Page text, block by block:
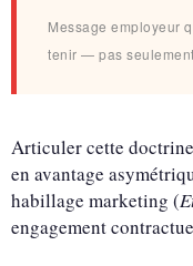
Message employeur
tenir — pas
Articuler cette
en avantage
habillage marketing (
engagement